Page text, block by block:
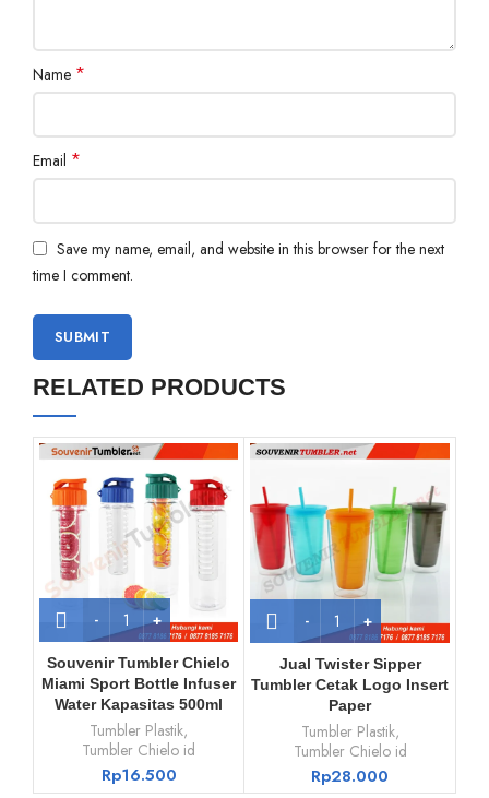
Name *
Email *
Save my name, email, and website in this browser for the next
time I comment.
RELATED PRODUCTS
Souvenir Tumbler Chielo
Miami Sport Bottle Infuser
Water Kapasitas 500ml
Tumbler Plastik,
Tumbler Chielo id
Rp16.500
Jual Twister Sipper
Tumbler Cetak Logo Insert
Paper
Tumbler Plastik,
Tumbler Chielo id
Rp28.000